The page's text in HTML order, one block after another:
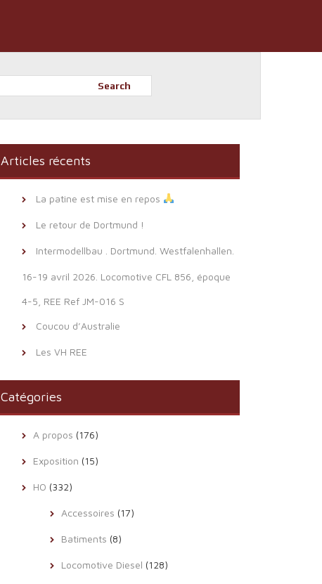
Search
Articles récents
La patine est mise en repos
Le retour de Dortmund !
Intermodellbau . Dortmund. Westfalenhallen.
16-19 avril 2026. Locomotive CFL 856, époque
4-5, REE Ref JM-016 S
Coucou d’Australie
Les VH REE
Catégories
A propos (176)
Exposition (15)
HO (332)
Accessoires (17)
Batiments (8)
Locomotive Diesel (128)